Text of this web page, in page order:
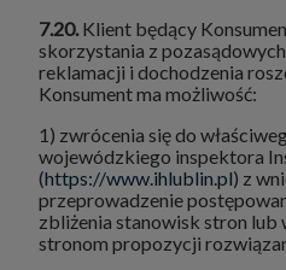
7.20. Klient będący
skorzystania z
reklamacji i dochodzenia
Konsument ma możliwość:
1) zwrócenia się do
wojewódzkiego inspektora
(https://www.ihlublin.pl) z
przeprowadzenie
zbliżenia stanowisk stron
stronom propozycji